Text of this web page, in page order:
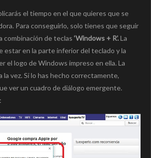
el tiempo en el que quieres que se
Para conseguirlo, solo tienes que seguir
combinación de teclas ‘Windows + R’.La
estar en la parte inferior del teclado y la
el logo de Windows impreso en ella. La
la vez. Si lo has hecho correctamente,
ver un cuadro de diálogo emergente.